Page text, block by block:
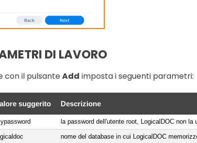
DI LAVORO
con il pulsanteAdd imposta i seguenti parametri:
suggerito Descrizione
la password dell'utente root, LogicalDOC non
nome del database in cui LogicalDOC